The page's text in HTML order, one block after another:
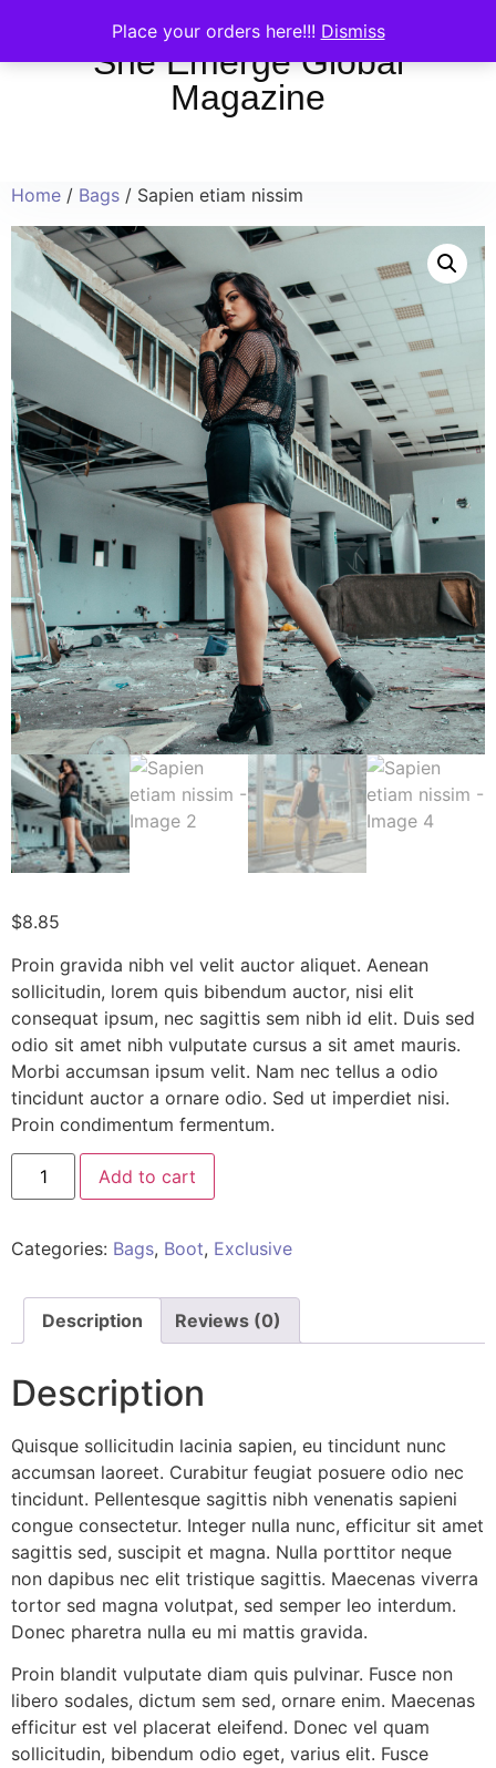
Place your orders here!!! Dismiss
She Emerge Global
Magazine
Home / Bags / Sapien etiam nissim
$8.85
Proin gravida nibh vel velit auctor aliquet. Aenean
sollicitudin, lorem quis bibendum auctor, nisi elit
consequat ipsum, nec sagittis sem nibh id elit. Duis sed
odio sit amet nibh vulputate cursus a sit amet mauris.
Morbi accumsan ipsum velit. Nam nec tellus a odio
tincidunt auctor a ornare odio. Sed ut imperdiet nisi.
Proin condimentum fermentum.
Add to cart
Categories: Bags, Boot, Exclusive
Description Reviews (0)
Description
Quisque sollicitudin lacinia sapien, eu tincidunt nunc
accumsan laoreet. Curabitur feugiat posuere odio nec
tincidunt. Pellentesque sagittis nibh venenatis sapieni
congue consectetur. Integer nulla nunc, efficitur sit amet
sagittis sed, suscipit et magna. Nulla porttitor neque
non dapibus nec elit tristique sagittis. Maecenas viverra
tortor sed magna volutpat, sed semper leo interdum.
Donec pharetra nulla eu mi mattis gravida.
Proin blandit vulputate diam quis pulvinar. Fusce non
libero sodales, dictum sem sed, ornare enim. Maecenas
efficitur est vel placerat eleifend. Donec vel quam
sollicitudin, bibendum odio eget, varius elit. Fusce